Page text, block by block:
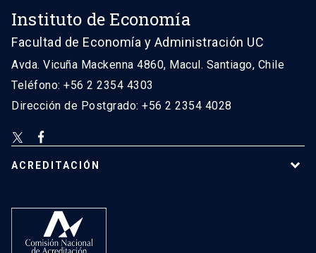
Instituto de Economía
Facultad de Economía y Administración UC
Avda. Vicuña Mackenna 4860, Macul. Santiago, Chile
Teléfono: +56 2 2354 4303
Dirección de Postgrado: +56 2 2354 4028
ACREDITACIÓN